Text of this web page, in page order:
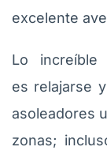
excelente
Lo
es relajarse
asoleadores
zonas;